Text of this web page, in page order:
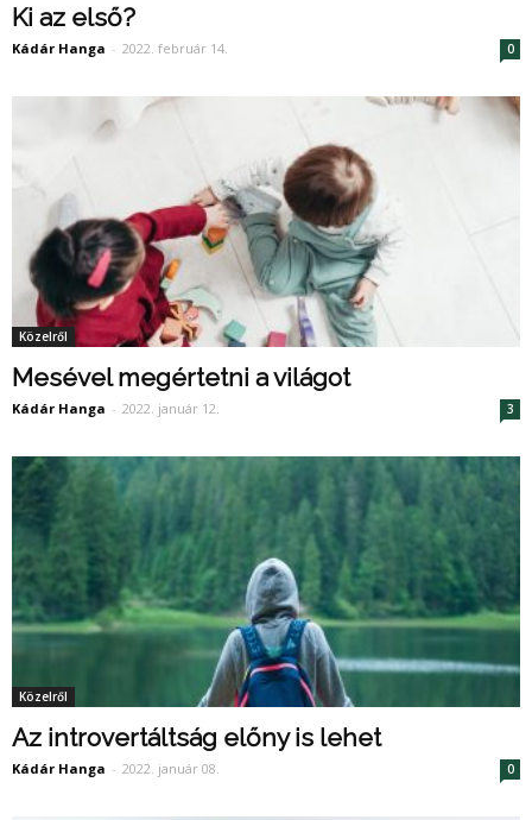
Ki az első?
Kádár Hanga - 2022. február 14. 0
Közelről
Mesével megértetni a világot
Kádár Hanga - 2022. január 12. 3
Közelről
Az introvertáltság előny is lehet
Kádár Hanga - 2022. január 08. 0